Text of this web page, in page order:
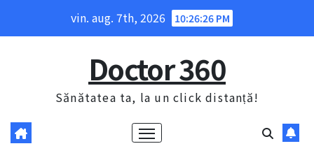
vin. aug. 7th, 2026 10:26:27 PM
Doctor 360
Sănătatea ta, la un click distanță!